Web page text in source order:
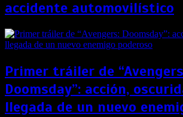
accidente automovilístico
Primer tráiler de
Doomsday”: acción,
llegada de un nuevo